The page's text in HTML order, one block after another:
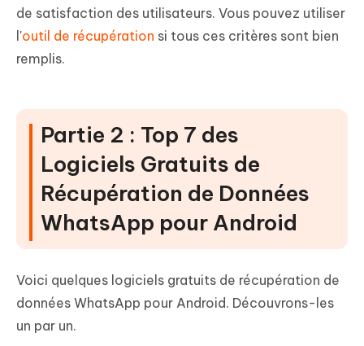
de satisfaction des utilisateurs. Vous pouvez utiliser
l'outil de récupération si tous ces critères sont bien
remplis.
Partie 2 : Top 7 des
Logiciels Gratuits de
Récupération de Données
WhatsApp pour Android
Voici quelques logiciels gratuits de récupération de
données WhatsApp pour Android. Découvrons-les
un par un.